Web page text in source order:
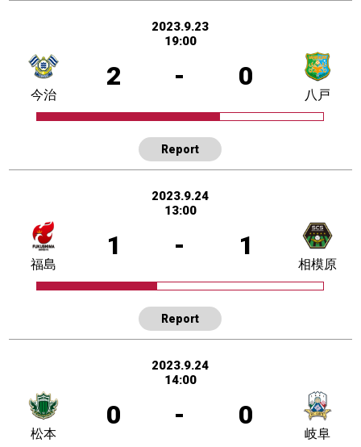
2023.9.23
19:00
2 - 0
今治 八戸
Report
2023.9.24
13:00
1 - 1
福島 相模原
Report
2023.9.24
14:00
0 - 0
松本 岐阜